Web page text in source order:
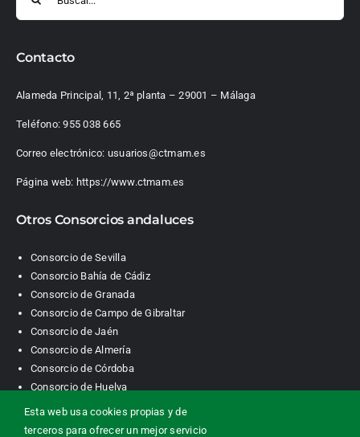
Contacto
Alameda Principal, 11, 2ª planta – 29001 – Málaga
Teléfono:955 038 665
Correo electrónico: usuarios@ctmam.es
Página web: https://www.ctmam.es
Otros Consorcios andaluces
Consorcio de Sevilla
Consorcio Bahía de Cádiz
Consorcio de Granada
Consorcio de Campo de Gibraltar
Consorcio de Jaén
Consorcio de Almería
Consorcio de Córdoba
Consorcio de Huelva
Esta web usa cookies propias y de
terceros para ofrecer un mejor servicio